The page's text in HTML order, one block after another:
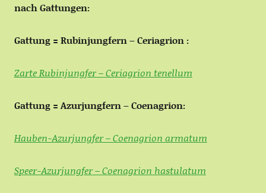
nach Gattungen:
Gattung = Rubinjungfern – Ceriagrion :
Zarte Rubinjungfer – Ceriagrion tenellum
Gattung = Azurjungfern – Coenagrion:
Hauben-Azurjungfer – Coenagrion armatum
Speer-Azurjungfer – Coenagrion hastulatum